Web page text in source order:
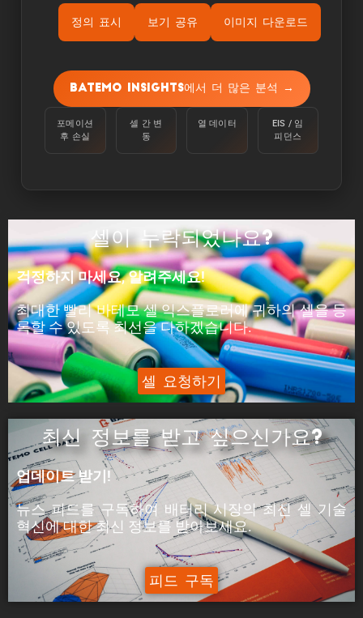
정의 표시 보기 공유 이미지 다운로드
용량은 주변 온도 25°C에서 100%에서 정전류
C/10으로 하한 전압에 도달할 때까지 셀을 방전
하여 측정합니다.
ýùÉÙäêýºÇ:
정전류로 하한 전압에 도달할 때까지 셀을 방전하
ýä▒ÙèÑ:
피크 전력은 셀이 5분 동안 공급할 수 있는 전력입
니다.
ýáäÙÑÿ:
피크 전류는 셀이 5분 동안 공급할 수 있는 전류입
니다.
Batemo Insights에서 더 많은 분석 →
포메이션
후 손실
셀 간 변
동
열 데이터
EIS / 임
피던스
셀이 누락되었나요?
걱정하지 마세요, 알려주세요!
최대한 빨리 바테모 셀 익스플로러에 귀하의 셀을 등
록할 수 있도록 최선을 다하겠습니다.
셀 요청하기
최신 정보를 받고 싶으신가요?
업데이트 받기!
뉴스 피드를 구독하여 배터리 시장의최신 셀 기술
혁신에대한최신 정보를 받아보세요.
피드 구독